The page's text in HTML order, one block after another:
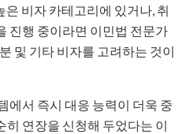
은 비자 카테고리에 있거나, 취
진행 중이라면 이민법 전문가
및 기타 비자를 고려하는 것이
에서 즉시 대응 능력이 더욱 중
히 연장을 신청해 두었다는 이